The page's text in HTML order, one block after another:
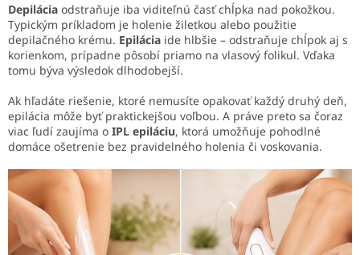
Depilácia odstraňuje iba viditeľnú časť chĺpka nad pokožkou.
Typickým príkladom je holenie žiletkou alebo použitie
depilačného krému. Epilácia ide hlbšie – odstraňuje chĺpok aj s
korienkom, prípadne pôsobí priamo na vlasový folikul. Vďaka
tomu býva výsledok dlhodobejší.
Ak hľadáte riešenie, ktoré nemusíte opakovať každý druhý deň,
epilácia môže byť praktickejšou voľbou. A práve preto sa čoraz
viac ľudí zaujíma o IPL epiláciu, ktorá umožňuje pohodlné
domáce ošetrenie bez pravidelného holenia či voskovania.